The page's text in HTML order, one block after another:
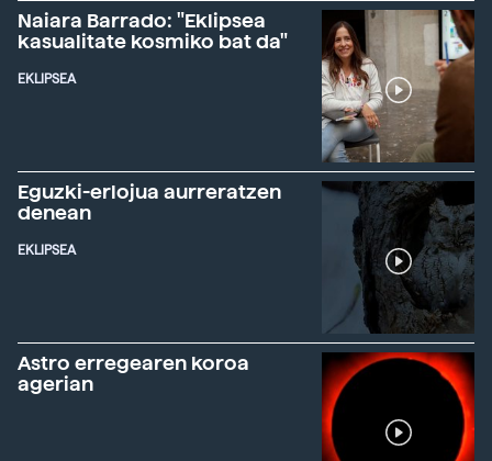
Naiara Barrado: "Eklipsea
kasualitate kosmiko bat da"
EKLIPSEA
Eguzki-erlojua aurreratzen
denean
EKLIPSEA
Astro erregearen koroa
agerian